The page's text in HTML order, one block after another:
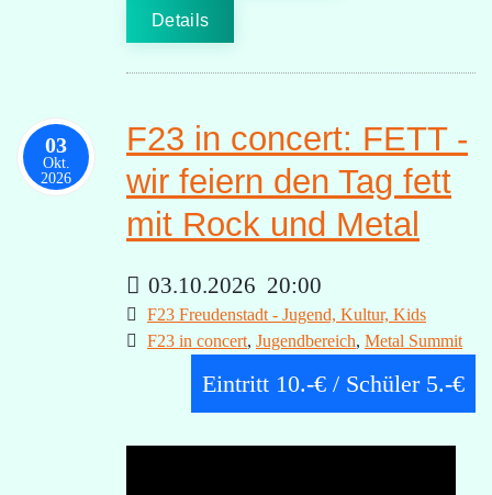
Details
03
Okt.
2026
F23 in concert: FETT -
wir feiern den Tag fett
mit Rock und Metal
03.10.2026 20:00
F23 Freudenstadt - Jugend, Kultur, Kids
F23 in concert, Jugendbereich, Metal Summit
Eintritt 10.-€ / Schüler 5.-€